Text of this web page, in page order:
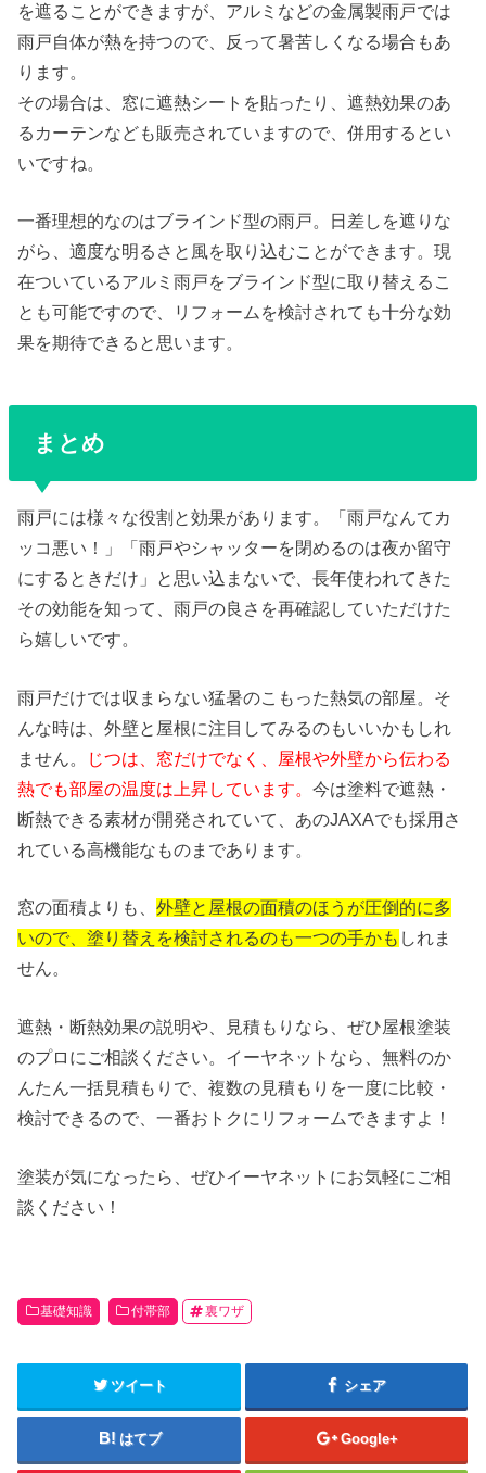
を遮ることができますが、アルミなどの金属製雨戸では
雨戸自体が熱を持つので、反って暑苦しくなる場合もあ
ります。
その場合は、窓に遮熱シートを貼ったり、遮熱効果のあ
るカーテンなども販売されていますので、併用するとい
いですね。
一番理想的なのはブラインド型の雨戸。日差しを遮りな
がら、適度な明るさと風を取り込むことができます。現
在ついているアルミ雨戸をブラインド型に取り替えるこ
とも可能ですので、リフォームを検討されても十分な効
果を期待できると思います。
まとめ
雨戸には様々な役割と効果があります。「雨戸なんてカ
ッコ悪い！」「雨戸やシャッターを閉めるのは夜か留守
にするときだけ」と思い込まないで、長年使われてきた
その効能を知って、雨戸の良さを再確認していただけた
ら嬉しいです。
雨戸だけでは収まらない猛暑のこもった熱気の部屋。そ
んな時は、外壁と屋根に注目してみるのもいいかもしれ
ません。
じつは、窓だけでなく、屋根や外壁から伝わる
熱でも部屋の温度は上昇しています。今は塗料で遮熱・
断熱できる素材が開発されていて、あのJAXAでも採用さ
れている高機能なものまであります。
窓の面積よりも、外壁と屋根の面積のほうが圧倒的に多
いので、塗り替えを検討されるのも一つの手かも しれま
せん。
遮熱・断熱効果の説明や、見積もりなら、ぜひ屋根塗装
のプロにご相談ください。イーヤネットなら、無料のか
んたん一括見積もりで、複数の見積もりを一度に比較・
検討できるので、一番おトクにリフォームできますよ！
塗装が気になったら、ぜひイーヤネットにお気軽にご相
談ください！
基礎知識 付帯部 裏ワザ
ツイート シェア
はてブ Google+